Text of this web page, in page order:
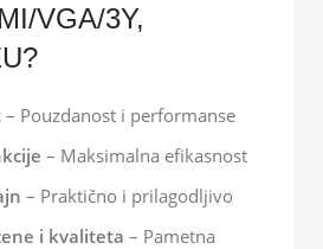
VGA/3Y,
– Pouzdanost i performanse
– Maksimalna efikasnost
– Praktično i prilagodljivo
i kvaliteta – Pametna